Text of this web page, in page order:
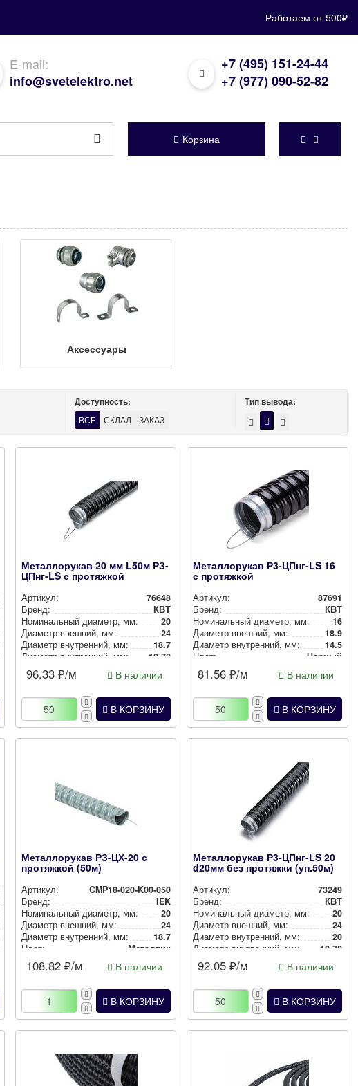
Работаем от 500₽
E-mail:
info@svetelektro.net
+7 (495) 151-24-44
+7 (977) 090-52-82
Корзина
Аксессуары
Доступность:
ВСЕ СКЛАД ЗАКАЗ
Тип вывода:
Металлорукав 20 мм L50м РЗ-
ЦПнг-LS с протяжкой
Артикул:
76648
Бренд:
КВТ
Номи­наль­ный диаметр, мм:
20
Диаметр внешний, мм:
24
Диаметр внут­рен­ний, мм:
18.7
Диаметр внут­рен­ний, мм:
18.70
Цвет:
96.33 ₽/м В наличии
В КОРЗИНУ
Металлорукав Р3-ЦПнг-LS 16
с протяжкой
Артикул:
87691
Бренд:
КВТ
Номи­наль­ный диаметр, мм:
16
Диаметр внешний, мм:
18.9
Диаметр внут­рен­ний, мм:
14.5
Цвет:
Черный
81.56 ₽/м В наличии
В КОРЗИНУ
Металлорукав РЗ-ЦХ-20 с
протяжкой (50м)
Артикул:
CMP18-020-K00-050
Бренд:
IEK
Номи­наль­ный диаметр, мм:
20
Диаметр внешний, мм:
24
Диаметр внут­рен­ний, мм:
18.7
Цвет:
Металлик
108.82 ₽/м В наличии
В КОРЗИНУ
Металлорукав Р3-ЦПнг-LS 20
d20мм без протяжки (уп.50м)
Артикул:
73249
Бренд:
КВТ
Номи­наль­ный диаметр, мм:
20
Диаметр внешний, мм:
24
Диаметр внут­рен­ний, мм:
20
Диаметр внут­рен­ний, мм:
18.70
Цвет:
92.05 ₽/м В наличии
В КОРЗИНУ